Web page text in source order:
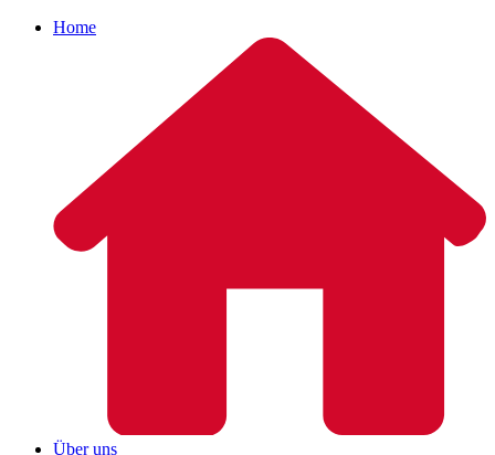
Home
Über uns